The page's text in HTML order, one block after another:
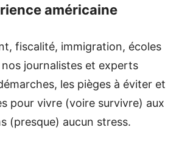
américaine
fiscalité, immigration, écoles
nos journalistes et experts
les pièges à éviter et
pour vivre (voire survivre) aux
(presque) aucun stress.